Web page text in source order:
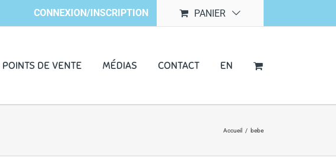
CONNEXION/INSCRIPTION PANIER
POINTS DE VENTE MÉDIAS CONTACT EN
Accueil / bebe